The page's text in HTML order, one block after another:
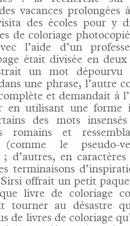
vacances prolongées
des écoles pour y
de coloriage
l’aide d’un
était divisée en
un mot dépourvu
une phrase, l’autre
et demandait à
en utilisant une forme
des mots
romains et
(comme le
d’autres, en caractères
terminaisons
offrait un petit
livre de coloriage
tourner au désastre
de livres de coloriage